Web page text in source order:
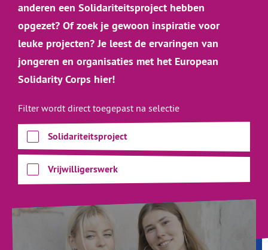
anderen een Solidariteitsproject hebben
opgezet? Of zoek je gewoon inspiratie voor
leuke projecten? Je leest de ervaringen van
jongeren en organisaties met het European
Solidarity Corps hier!
Filter wordt direct toegepast na selectie
Solidariteitsproject
Vrijwilligerswerk
Ervaringen overzicht